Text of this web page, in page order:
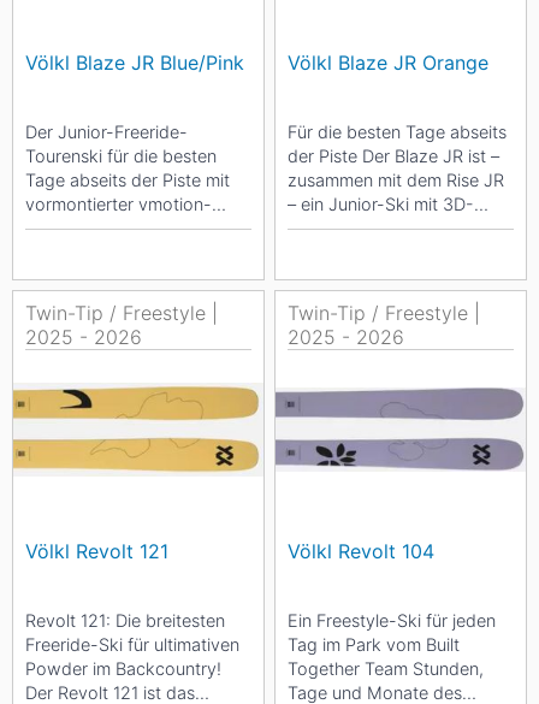
Völkl Blaze JR Blue/Pink
Der Junior-Freeride-
Tourenski für die besten
Tage abseits der Piste mit
vormontierter vmotion-
Platte. Der Blaze JR ist –
Völkl Blaze JR Orange
Für die besten Tage abseits
der Piste Der Blaze JR ist –
zusammen mit dem Rise JR
– ein Junior-Ski mit 3D-
Radius-Sidecut. Er ist ein...
Twin-Tip / Freestyle |
2025 - 2026
Völkl Revolt 121
Revolt 121: Die breitesten
Freeride-Ski für ultimativen
Powder im Backcountry!
Der Revolt 121 ist das
Twin-Tip / Freestyle |
2025 - 2026
Völkl Revolt 104
Ein Freestyle-Ski für jeden
Tag im Park vom Built
Together Team Stunden,
Tage und Monate des